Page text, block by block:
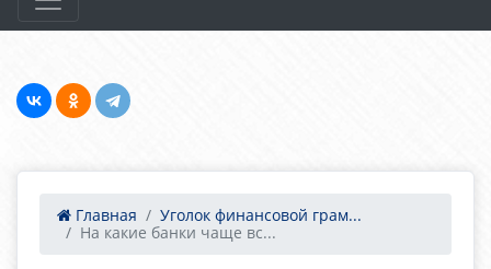
Главная
Уголок финансовой грам...
На какие банки чаще вс...